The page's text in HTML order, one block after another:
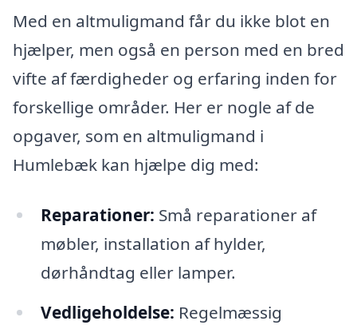
Med en altmuligmand får du ikke blot en
hjælper, men også en person med en bred
vifte af færdigheder og erfaring inden for
forskellige områder. Her er nogle af de
opgaver, som en altmuligmand i
Humlebæk kan hjælpe dig med:
Reparationer: Små reparationer af
møbler, installation af hylder,
dørhåndtag eller lamper.
Vedligeholdelse: Regelmæssig